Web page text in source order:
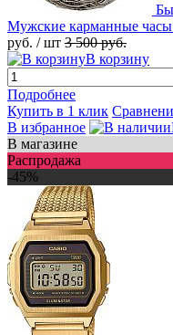
Мужские карманные
руб. / шт 3 500 руб.
В корзину
Подробнее
Купить в 1 клик
В избранное
В магазине
Распродажа
-45%